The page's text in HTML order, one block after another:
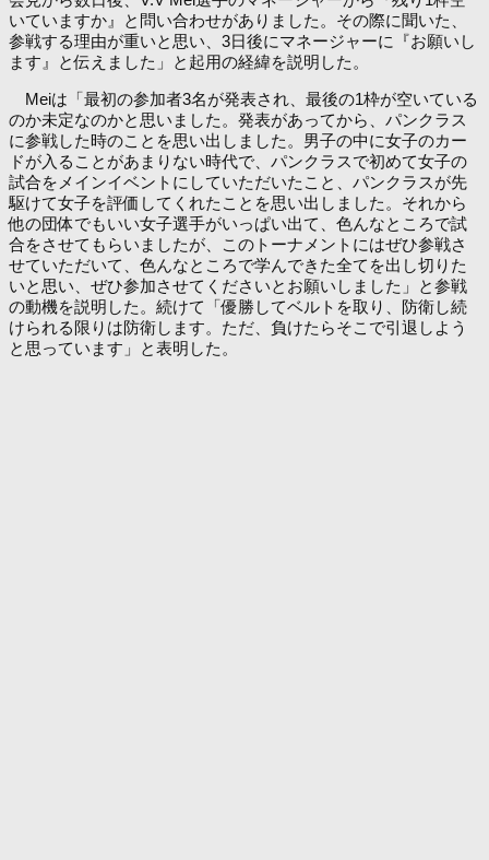
いていますか』と問い合わせがありました。その際に聞いた、
参戦する理由が重いと思い、3日後にマネージャーに『お願いし
ます』と伝えました」と起用の経緯を説明した。
Meiは「最初の参加者3名が発表され、最後の1枠が空いている
のか未定なのかと思いました。発表があってから、パンクラス
に参戦した時のことを思い出しました。男子の中に女子のカー
ドが入ることがあまりない時代で、パンクラスで初めて女子の
試合をメインイベントにしていただいたこと、パンクラスが先
駆けて女子を評価してくれたことを思い出しました。それから
他の団体でもいい女子選手がいっぱい出て、色んなところで試
合をさせてもらいましたが、このトーナメントにはぜひ参戦さ
せていただいて、色んなところで学んできた全てを出し切りた
いと思い、ぜひ参加させてくださいとお願いしました」と参戦
の動機を説明した。続けて「優勝してベルトを取り、防衛し続
けられる限りは防衛します。ただ、負けたらそこで引退しよう
と思っています」と表明した。